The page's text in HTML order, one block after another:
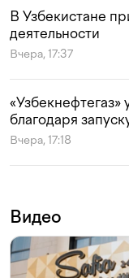
В Узбекистане
деятельности
Вчера, 17:37
«Узбекнефтегаз»
благодаря
Вчера, 17:18
Видео